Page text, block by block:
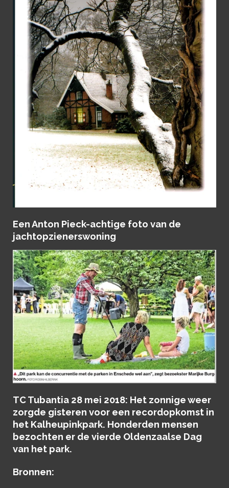
Een Anton Pieck-achtige foto van de
jachtopzienerswoning
TC Tubantia 28 mei 2018: Het zonnige weer
zorgde gisteren voor een recordopkomst in
het Kalheupinkpark. Honderden mensen
bezochten er de vierde Oldenzaalse Dag
van het park.
Bronnen: